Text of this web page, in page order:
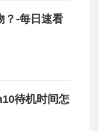
？-每日速看
待机时间怎